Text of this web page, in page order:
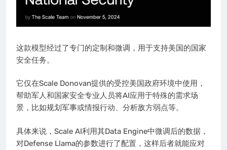
这款模型经过了专门的定制和微调，用于支持美国的国家
安全任务。
它仅在Scale Donovan提供的受控美国政府环境中使用，
帮助军人和国家安全专业人员将AI应用于特殊的需求场
景，比如规划军事或情报行动、分析敌方弱点等。
具体来说，Scale AI利用其Data Engine中微调后的数据，
对Defense Llama的参数进行了配置，这样后者就能应对